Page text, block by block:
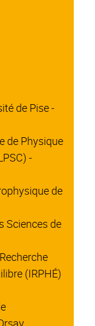
de Pise -
de Physique
-
de
Sciences de
(IRPHÉ)